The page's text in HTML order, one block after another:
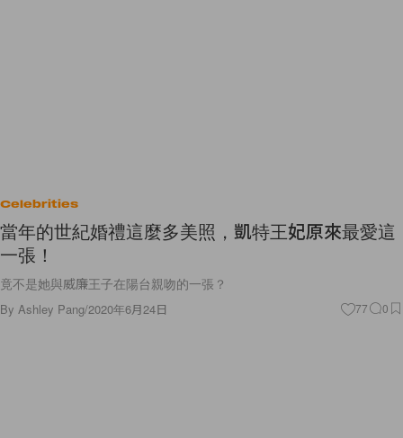
Celebrities
當年的世紀婚禮這麼多美照，凱特王妃原來最愛這
一張！
竟不是她與威廉王子在陽台親吻的一張？
By Ashley Pang/2020年6月24日 77 0